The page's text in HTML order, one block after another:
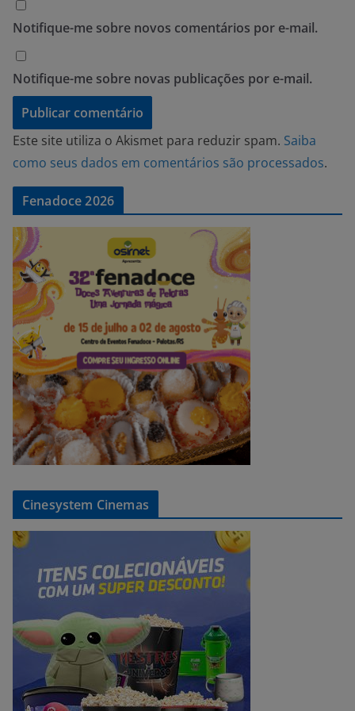
Notifique-me sobre novos comentários por e-mail.
Notifique-me sobre novas publicações por e-mail.
Este site utiliza o Akismet para reduzir spam. Saiba
como seus dados em comentários são processados.
Fenadoce 2026
Cinesystem Cinemas